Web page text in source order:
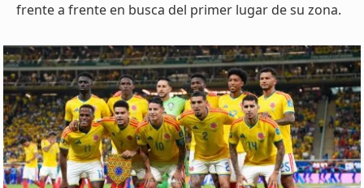
frente a frente en busca del primer lugar de su zona.